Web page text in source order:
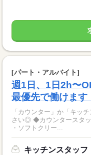
[パート・アルバイト]
週1日、1日2h〜
最優先で働けます
「カウンター」か「キッ
さい◎ ◆カウンタースタッフ ・レジでの接客、注文 ・ドリンク作り
・ソフトクリー...
キッチンスタッフ